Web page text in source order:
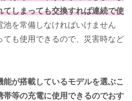
てしまっても交換すれば連続で使
池を常備しなければいけません
ても使用できるので、災害時など
能が搭載しているモデルを選ぶこ
帯等の充電に使用できるのでおす